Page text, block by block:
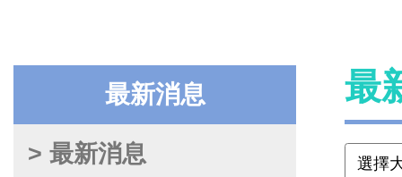
最新消息
> 最新消息
最